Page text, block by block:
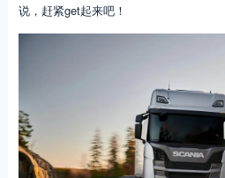
说，赶紧get起来吧！